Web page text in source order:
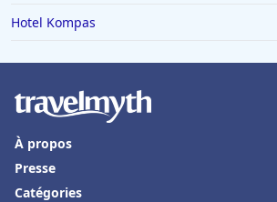
Hotel Kompas
À propos
Presse
Catégories